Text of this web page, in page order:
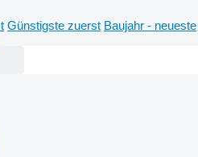
Günstigste zuerst Baujahr - neueste